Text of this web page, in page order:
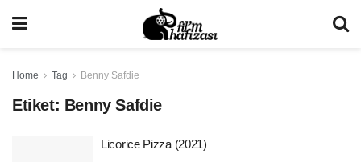
Home Tag Benny Safdie
Etiket: Benny Safdie
Licorice Pizza (2021)